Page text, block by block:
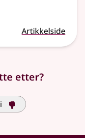
Artikkelside
etter?